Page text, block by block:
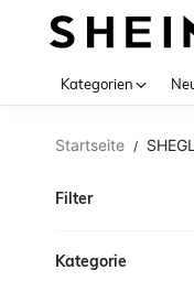
Kategorien
Startseite /
Filter
Kategorie